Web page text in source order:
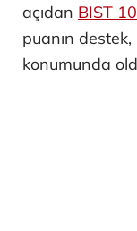
açıdan BIST
puanın
konumunda